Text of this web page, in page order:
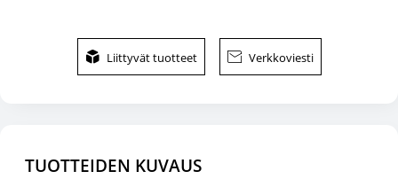
 Liittyvät tuotteet  Verkkoviesti
TUOTTEIDEN KUVAUS